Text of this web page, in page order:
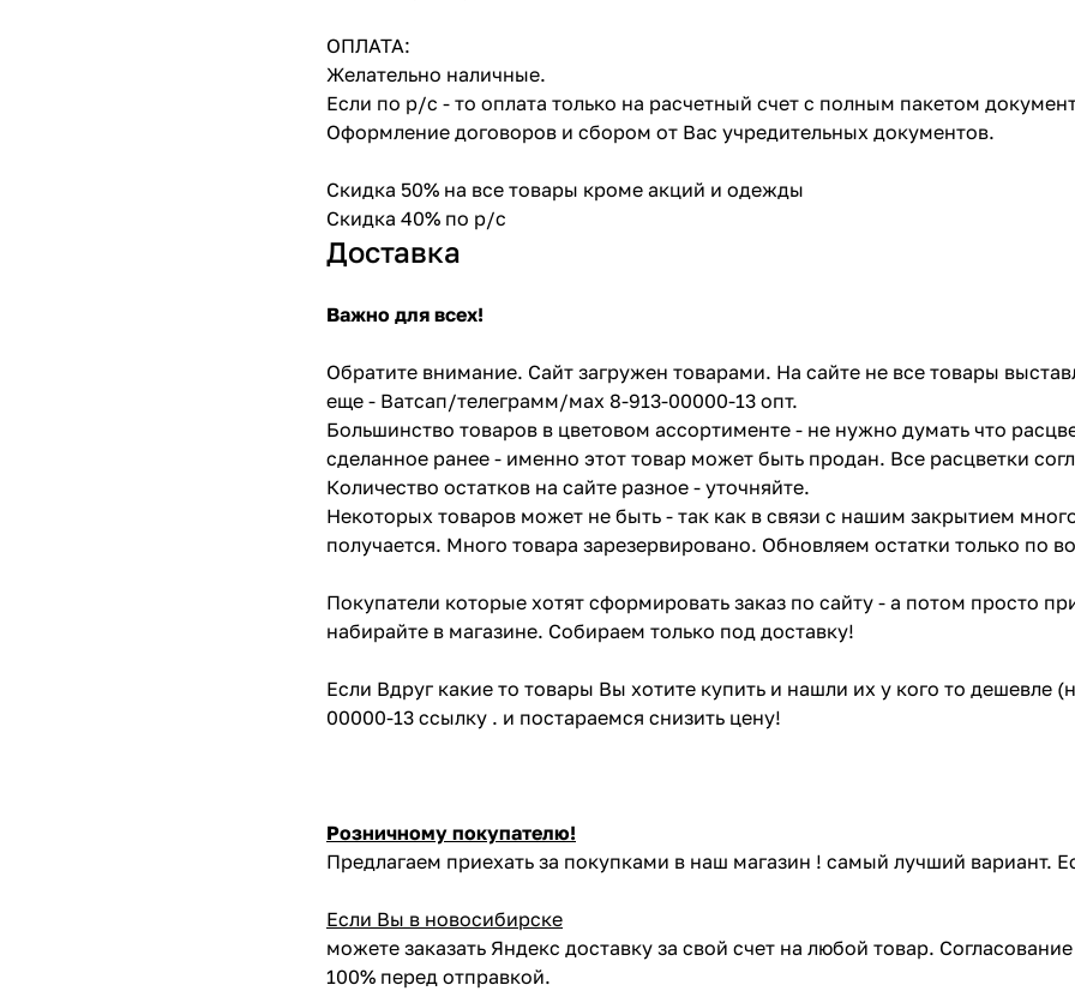
ОПЛАТА:
Желательно наличные.
Если по р/с - то оплата только на расчетный счет с полным пакетом
Оформление договоров и сбором от Вас учредительных документов.
Скидка 50% на все товары кроме акций и одежды
Скидка 40% по р/с
Доставка
Важно для всех!
Обратите внимание. Сайт загружен товарами. На сайте не все товары
еще - Ватсап/телеграмм/мах 8-913-00000-13 опт.
Большинство товаров в цветовом ассортименте - не нужно думать что
сделанное ранее - именно этот товар может быть продан. Все расцветки
Количество остатков на сайте разное - уточняйте.
Некоторых товаров может не быть - так как в связи с нашим закрытием
получается. Много товара зарезервировано. Обновляем остатки только по
Покупатели которые хотят сформировать заказ по сайту - а потом просто
набирайте в магазине. Собираем только под доставку!
Если Вдруг какие то товары Вы хотите купить и нашли их у кого то
00000-13 ссылку . и постараемся снизить цену!
Розничному покупателю!
Предлагаем приехать за покупками в наш магазин ! самый лучший вариант.
Если Вы в новосибирске
можете заказать Яндекс доставку за свой счет на любой товар.
100% перед отправкой.